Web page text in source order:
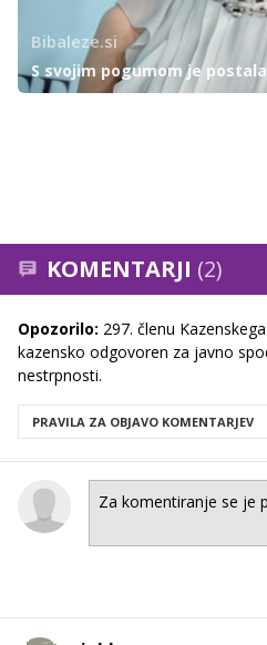
Bibaleze.si
S svojim pogumom je
KOMENTARJI (2)
Opozorilo: 297. členu
kazensko odgovoren za javno
nestrpnosti.
PRAVILA ZA OBJAVO KOMENTARJEV